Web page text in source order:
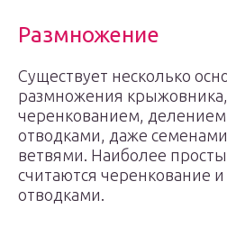
Размножение
Существует несколько
размножения
черенкованием, делением
отводками, даже
ветвями. Наиболее
считаются черенкование
отводками.